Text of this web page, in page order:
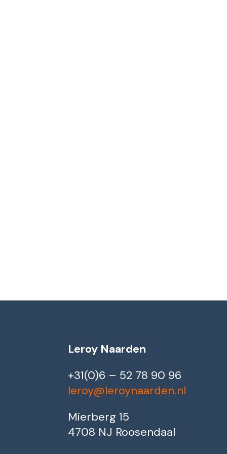
Leroy Naarden
+31(0)6 – 52 78 90 96
leroy@leroynaarden.nl
Mierberg 15
4708 NJ Roosendaal